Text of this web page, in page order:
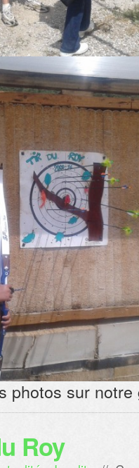
photos sur
Roy